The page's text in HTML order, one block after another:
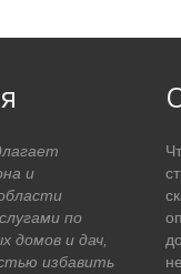
и
по
домов и дач,
избавить